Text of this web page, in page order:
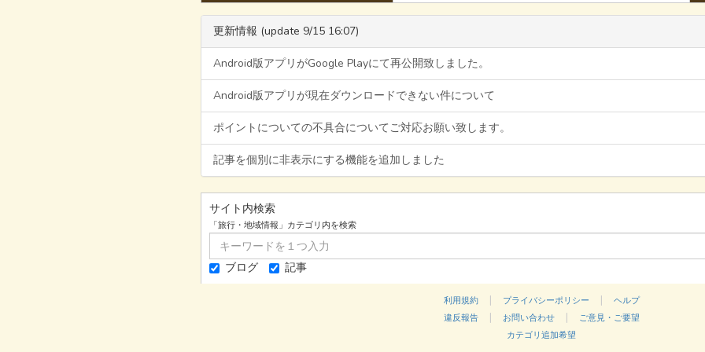
更新情報 (update 9/15 16:07)
Android版アプリがGoogle Playにて再公開致しました。
Android版アプリが現在ダウンロードできない件について
ポイントについての不具合についてご対応お願い致します。
記事を個別に非表示にする機能を追加しました
サイト内検索
「旅行・地域情報」カテゴリ内を検索
ブログ 記事
利用規約 | プライバシーポリシー |
ヘルプ
違反報告
| お問い合わせ |
ご意見・ご要望
カテゴリ追加希望